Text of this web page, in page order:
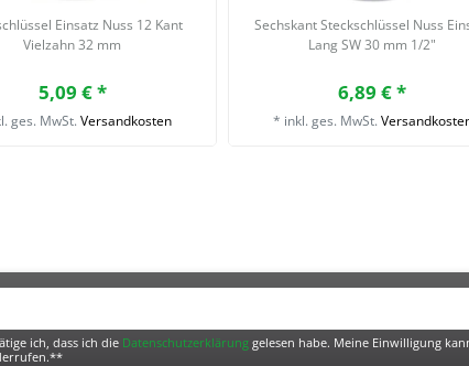
Einsatz Nuss 12 Kant
Vielzahn 32 mm
5,09 € *
ges. MwSt. Versandkosten
Sechskant Steckschlüssel Nuss
Lang SW 30 mm 1/2"
6,89 € *
* inkl. ges. MwSt.
ich, dass ich die Daten­schutz­erklärunggelesen habe. Meine Einwilligung